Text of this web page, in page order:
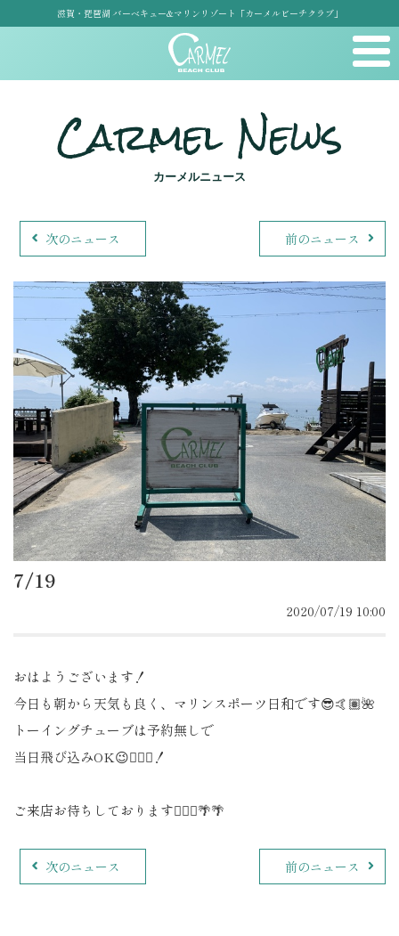
滋賀・琵琶湖 バーベキュー&マリンリゾート「カーメルビーチクラブ」
Carmel News
カーメルニュース
次のニュース 前のニュース
7/19
2020/07/19 10:00
おはようございます！
今日も朝から天気も良く、マリンスポーツ日和です😎🤙🏽🌺
トーイングチューブは予約無しで
当日飛び込みOK😉👌🏽✨！
ご来店お待ちしております🙇🏽‍♀️🌴🌴
次のニュース 前のニュース